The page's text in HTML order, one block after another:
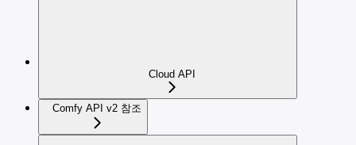
Cloud API
Comfy API v2 참조